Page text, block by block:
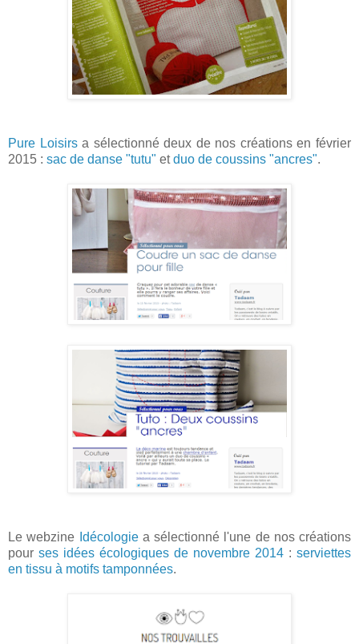
Pure Loisirsa sélectionné deux de nos créations en février
2015 : sac de danse "tutu" etduo de coussins "ancres".
Le webzine Idécologiea sélectionné l'une de nos créations
pour ses idées écologiques de novembre 2014 : serviettes
en tissu à motifs tamponnées.